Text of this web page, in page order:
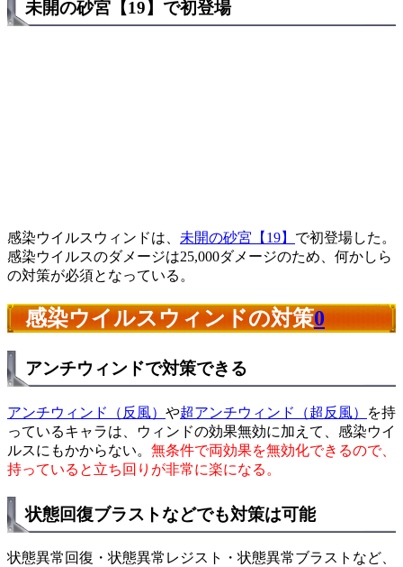
未開の砂宮【19】で初登場
感染ウイルスウィンドは、 未開の砂宮【19】 で初登場した。
感染ウイルスのダメージは25,000ダメージのため、何かしら
の対策が必須となっている。
感染ウイルスウィンドの対策0
アンチウィンドで対策できる
アンチウィンド（反風） や超アンチウィンド（超反風）
を持
っているキャラは、ウィンドの効果無効に加えて、感染ウイ
ルスにもかからない。 無条件で両効果を無効化できるので、
持っていると立ち回りが非常に楽になる。
状態回復ブラストなどでも対策は可能
状態異常回復・状態異常レジスト・状態異常ブラストなど、